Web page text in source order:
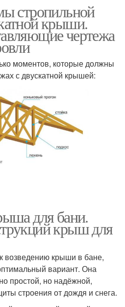
стропильной
крыши.
чертежа
моментов, которые должны
с двускатной крышей:
для бани.
крыш для
возведению крыши в бане,
вариант. Она
простой, но надёжной,
строения от дождя и снега.